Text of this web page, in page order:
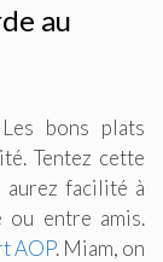
au
bons plats
Tentez cette
aurez facilité à
ou entre amis.
AOP. Miam, on